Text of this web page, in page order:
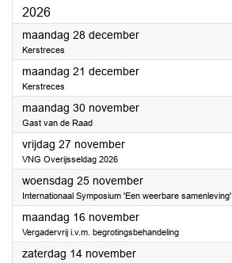
2026
maandag 28 december2026
Kerstreces
maandag 21 december2026
Kerstreces
maandag 30 november2026
Gast van de Raad
vrijdag 27 november2026
VNG Overijsseldag 2026
woensdag 25 november2026
Internationaal Symposium 'Een weerbare samenleving'
maandag 16 november2026
Vergadervrij i.v.m. begrotingsbehandeling
zaterdag 14 november2026